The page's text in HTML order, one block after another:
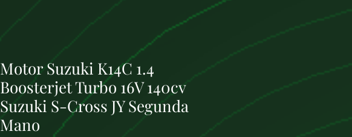
Motor Suzuki K14C 1.4
Boosterjet Turbo 16V 140cv
Suzuki S-Cross JY Segunda
Mano